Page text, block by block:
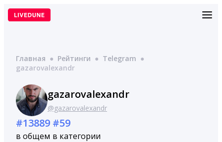
Перейти
Главная ● Рейтинги ● Telegram ●
gazarovalexandr
gazarovalexandr
@gazarovalexandr
#13889
в общем
#59
в категории